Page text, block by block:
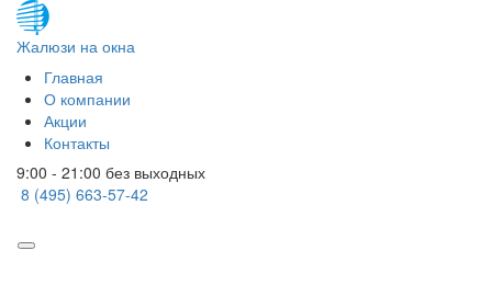
Жалюзи на окна
Главная
О компании
Акции
Контакты
9:00 - 21:00 без выходных
8 (495) 663-57-42